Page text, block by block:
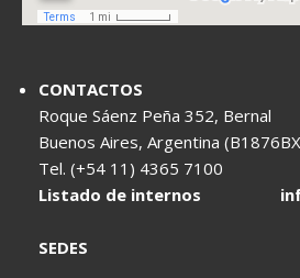
CONTACTOS
Roque Sáenz Peña 352, Bernal
Buenos Aires, Argentina
Tel. (+54 11) 4365 7100
Listado de internos
SEDES